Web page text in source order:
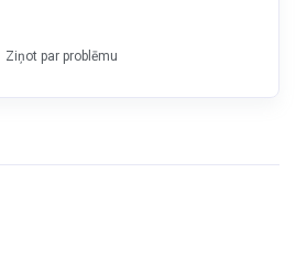
Ziņot par problēmu